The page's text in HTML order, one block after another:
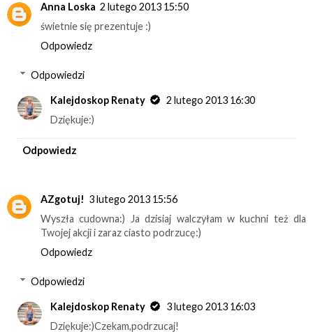
Anna Loska 2 lutego 2013 15:50
świetnie się prezentuje :)
Odpowiedz
Odpowiedzi
Kalejdoskop Renaty
2 lutego 2013 16:30
Dziękuje:)
Odpowiedz
AZgotuj! 3 lutego 2013 15:56
Wyszła cudowna:) Ja dzisiaj walczyłam w kuchni też dla
Twojej akcji i zaraz ciasto podrzucę:)
Odpowiedz
Odpowiedzi
Kalejdoskop Renaty
3 lutego 2013 16:03
Dziękuje:)Czekam,podrzucaj!